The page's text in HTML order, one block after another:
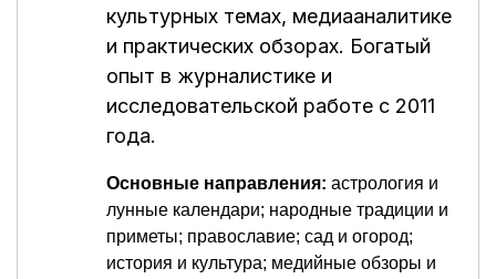
культурных темах, медиааналитике
и практических обзорах. Богатый
опыт в журналистике и
исследовательской работе с 2011
года.
Основные направления: астрология и
лунные календари; народные традиции и
приметы; православие; сад и огород;
история и культура; медийные обзоры и